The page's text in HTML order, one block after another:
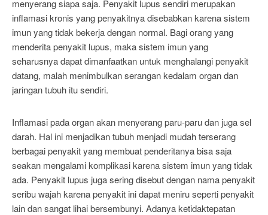
menyerang siapa saja. Penyakit lupus sendiri merupakan
inflamasi kronis yang penyakitnya disebabkan karena sistem
imun yang tidak bekerja dengan normal. Bagi orang yang
menderita penyakit lupus, maka sistem imun yang
seharusnya dapat dimanfaatkan untuk menghalangi penyakit
datang, malah menimbulkan serangan kedalam organ dan
jaringan tubuh itu sendiri.
Inflamasi pada organ akan menyerang paru-paru dan juga sel
darah. Hal ini menjadikan tubuh menjadi mudah terserang
berbagai penyakit yang membuat penderitanya bisa saja
seakan mengalami komplikasi karena sistem imun yang tidak
ada. Penyakit lupus juga sering disebut dengan nama penyakit
seribu wajah karena penyakit ini dapat meniru seperti penyakit
lain dan sangat lihai bersembunyi. Adanya ketidaktepatan